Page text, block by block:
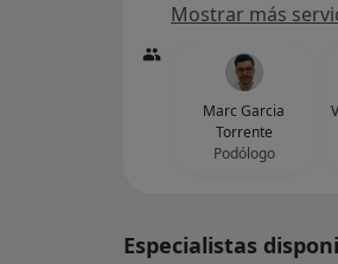
Mostrar más
Marc Garcia
Torrente
Podólogo
Especialistas